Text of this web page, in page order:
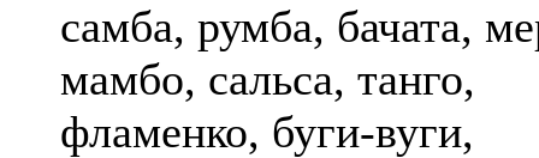
самба, румба, бачата,
мамбо, сальса, танго,
фламенко, буги-вуги,